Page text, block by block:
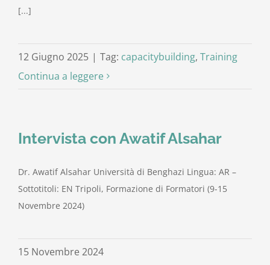
[...]
12 Giugno 2025 | Tag: capacitybuilding, Training
Continua a leggere
Intervista con Awatif Alsahar
Dr. Awatif Alsahar Università di Benghazi Lingua: AR –
Sottotitoli: EN Tripoli, Formazione di Formatori (9-15
Novembre 2024)
15 Novembre 2024